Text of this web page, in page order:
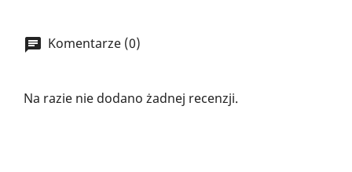
Komentarze (0)
Na razie nie dodano żadnej recenzji.